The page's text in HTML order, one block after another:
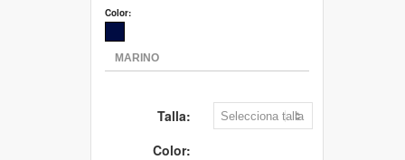
Color:
Talla:
Color: